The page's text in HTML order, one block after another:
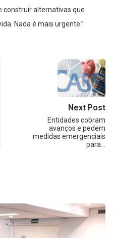
construir alternativas que
Nada é mais urgente.”
Next Post
Entidades cobram
avanços e pedem
medidas emergenciais
para…